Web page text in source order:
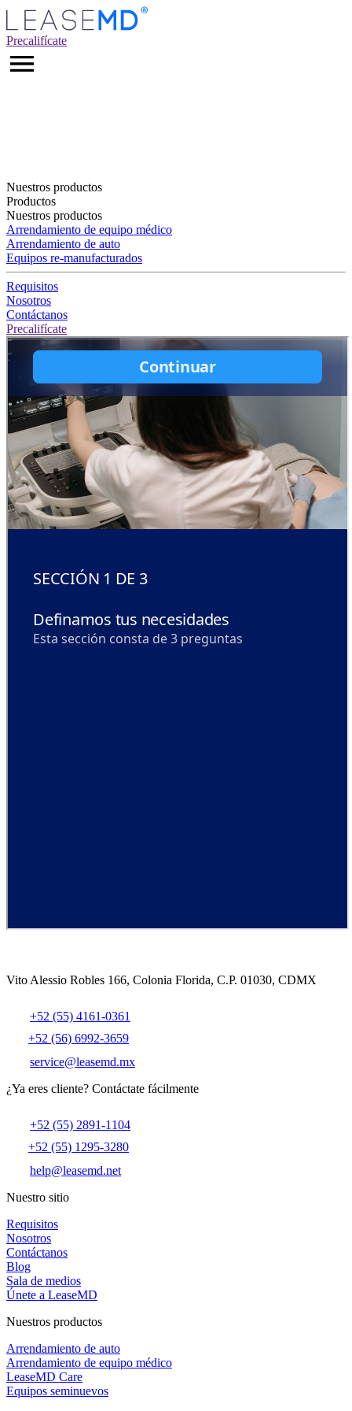
Precalifícate
Nuestros productos
Productos
Nuestros productos
Arrendamiento de equipo médico
Arrendamiento de auto
Equipos re-manufacturados
Requisitos
Nosotros
Contáctanos
Precalifícate
Vito Alessio Robles 166, Colonia Florida, C.P. 01030, CDMX
+52 (55) 4161-0361
+52 (56) 6992-3659
service@leasemd.mx
¿Ya eres cliente? Contáctate fácilmente
+52 (55) 2891-1104
+52 (55) 1295-3280
help@leasemd.net
Nuestro sitio
Requisitos
Nosotros
Contáctanos
Blog
Sala de medios
Únete a LeaseMD
Nuestros productos
Arrendamiento de auto
Arrendamiento de equipo médico
LeaseMD Care
Equipos seminuevos